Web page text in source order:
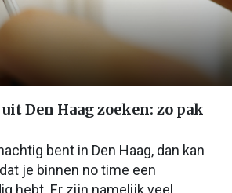
Den Haag zoeken: zo pak
bent in Den Haag, dan kan
je binnen no time een
hebt. Er zijn namelijk veel